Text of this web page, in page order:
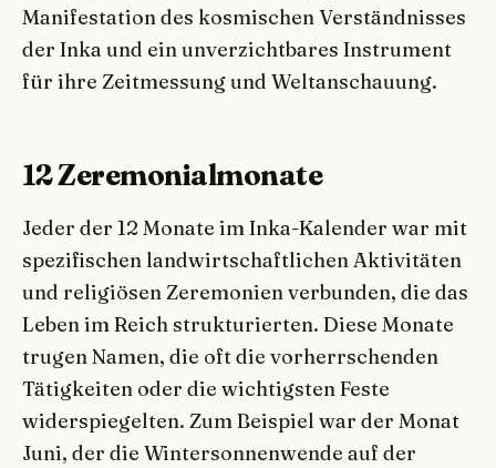
Manifestation des kosmischen Verständnisses
der Inka und ein unverzichtbares Instrument
für ihre Zeitmessung und Weltanschauung.
12 Zeremonialmonate
Jeder der 12 Monate im Inka-Kalender war mit
spezifischen landwirtschaftlichen Aktivitäten
und religiösen Zeremonien verbunden, die das
Leben im Reich strukturierten. Diese Monate
trugen Namen, die oft die vorherrschenden
Tätigkeiten oder die wichtigsten Feste
widerspiegelten. Zum Beispiel war der Monat
Juni, der die Wintersonnenwende auf der